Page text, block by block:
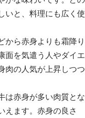
いと、料理にも広く使
から赤身よりも霜降り
面を気遣う人やダイエ
肉の人気が上昇しつつ
は赤身が多い肉質とな
えます。赤身の良さ